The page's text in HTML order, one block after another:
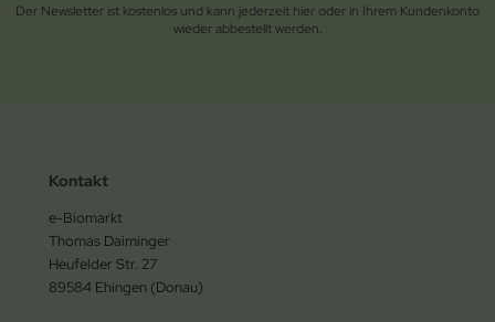
Der Newsletter ist kostenlos und kann jederzeit hier oder in Ihrem Kundenkonto
wieder abbestellt werden.
Kontakt
e-Biomarkt
Thomas Daiminger
Heufelder Str. 27
89584 Ehingen (Donau)